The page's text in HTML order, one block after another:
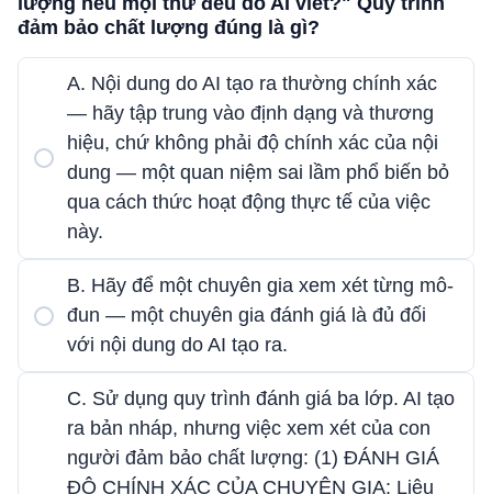
đảm bảo chất lượng đúng là gì?
A. Nội dung do AI tạo ra thường chính xác
— hãy tập trung vào định dạng và thương
hiệu, chứ không phải độ chính xác của nội
dung — một quan niệm sai lầm phổ biến bỏ
qua cách thức hoạt động thực tế của việc
này.
B. Hãy để một chuyên gia xem xét từng mô-
đun — một chuyên gia đánh giá là đủ đối
với nội dung do AI tạo ra.
C. Sử dụng quy trình đánh giá ba lớp. AI tạo
ra bản nháp, nhưng việc xem xét của con
người đảm bảo chất lượng: (1) ĐÁNH GIÁ
ĐỘ CHÍNH XÁC CỦA CHUYÊN GIA: Liệu